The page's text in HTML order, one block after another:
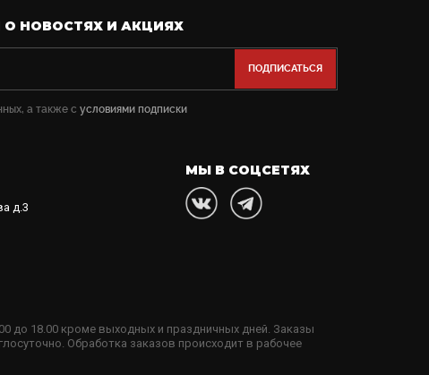
НОВОСТЯХ И АКЦИЯХ
а также с условиями подписки
д.3
МЫ В СОЦСЕТЯХ
до 18.00 кроме выходных и праздничных дней. Заказы
Обработка заказов происходит в рабочее